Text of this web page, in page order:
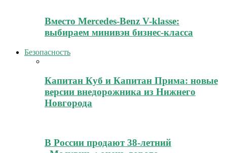
Вместо Mercedes-Benz V-klasse:
выбираем минивэн бизнес-класса
Безопасность
Капитан Куб и Капитан Прима: новые
версии внедорожника из Нижнего
Новгорода
В России продают 38-летний